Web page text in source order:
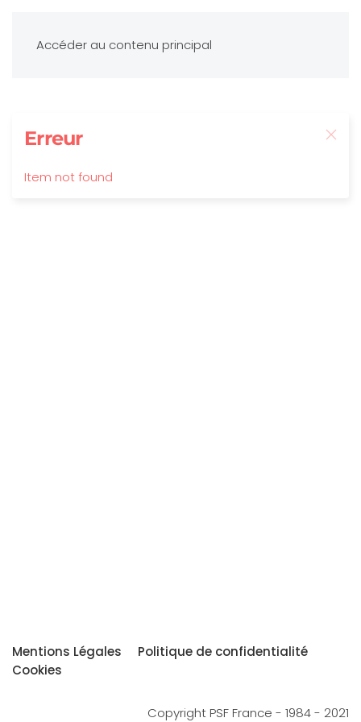
Accéder au contenu principal
Erreur
Item not found
Mentions Légales
Politique de confidentialité
Cookies
Copyright PSF France - 1984 - 2021